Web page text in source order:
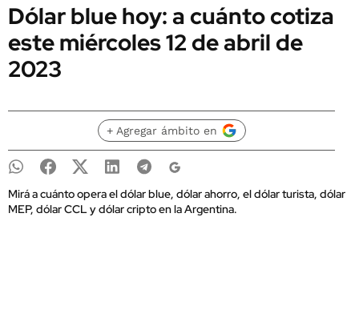
Dólar blue hoy: a cuánto cotiza
este miércoles 12 de abril de
2023
+ Agregar ámbito en
Mirá a cuánto opera el dólar blue, dólar ahorro, el dólar turista, dólar
MEP, dólar CCL y dólar cripto en la Argentina.